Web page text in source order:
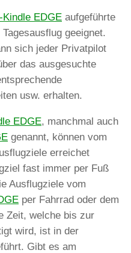
Kindle EDGE aufgeführte
geeignet.
sich jeder Privatpilot
das ausgesuchte
usw. erhalten.
EDGE, manchmal auch
genannt, können vom
erreichet
fast immer per Fuß
Ausflugziele vom
per Fahrrad oder dem
Zeit, welche bis zur
wird, ist in der
Gibt es am